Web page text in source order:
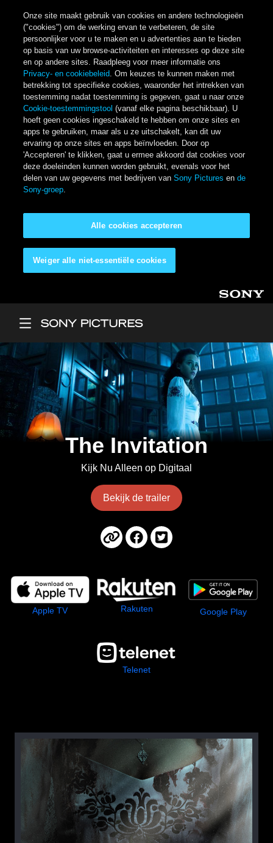
Onze site maakt gebruik van cookies en andere technologieën
("cookies") om de werking ervan te verbeteren, de site
persoonlijker voor u te maken en u advertenties aan te bieden
op basis van uw browse-activiteiten en interesses op deze site
en op andere sites. Raadpleeg voor meer informatie ons
Privacy- en cookiebeleid. Om keuzes te kunnen maken met
betrekking tot specifieke cookies, waaronder het intrekken van
toestemming nadat toestemming is gegeven, gaat u naar onze
Cookie-toestemmingstool (vanaf elke pagina beschikbaar). U
hoeft geen cookies ingeschakeld te hebben om onze sites en
apps te gebruiken, maar als u ze uitschakelt, kan dit uw
ervaring op onze sites en apps beïnvloeden. Door op
'Accepteren' te klikken, gaat u ermee akkoord dat cookies voor
deze doeleinden kunnen worden gebruikt, evenals voor het
delen van uw gegevens met bedrijven vanSony Pictures ende
Sony-groep.
Weiger alle niet-essentiële cookies
Alle cookies accepteren
The Invitation
Kijk Nu Alleen op Digitaal
Bekijk de trailer
Apple TV Rakuten Google Play
Telenet